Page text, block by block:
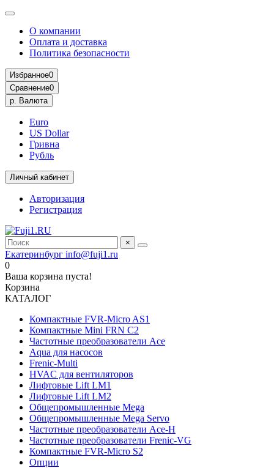
О компании
Оплата и доставка
Политика безопасности
Избранное0
Сравнение0
р. Валюта
Euro
US Dollar
Гривна
Рубль
Личный кабинет
Авторизация
Регистрация
×
Екатеринбург info@fuji1.ru
0
Ваша корзина пуста!
Корзина
КАТАЛОГ
Компактные FVR-Micro AS1
Компактные Mini FRN C2
Частотные преобразователи Ace
Aqua для насосов
Frenic-Multi
HVAC для вентиляторов
Лифтовые Lift LM1
Лифтовые Lift LM2
Общепромышленные Mega
Общепромышленные Mega Servo
Частотные преобразователи Ace-H
Частотные преобразователи Frenic-VG
Компактные FVR-Micro S2
Опции